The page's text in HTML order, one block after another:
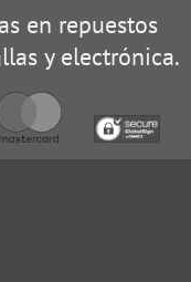
en repuestos
y electrónica.